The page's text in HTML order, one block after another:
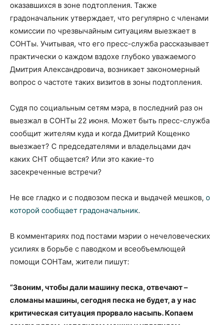
оказавшихся в зоне подтопления. Также
градоначальник утверждает, что регулярно с членами
комиссии по чрезвычайным ситуациям выезжает в
СОНТы. Учитывая, что его пресс-служба рассказывает
практически о каждом вздохе глубоко уважаемого
Дмитрия Александровича, возникает закономерный
вопрос о частоте таких визитов в зоны подтопления.
Судя по социальным сетям мэра, в последний раз он
выезжал в СОНТы 22 июня. Может быть пресс-служба
сообщит жителям куда и когда Дмитрий Кощенко
выезжает? С председателями и владельцами дач
каких СНТ общается? Или это какие-то
засекреченные встречи?
Не все гладко и с подвозом песка и выдачей мешков, о
которой сообщает градоначальник.
В комментариях под постами мэрии о нечеловеческих
усилиях в борьбе с паводком и всеобъемлющей
помощи СОНТам, жители пишут:
“Звоним, чтобы дали машину песка, отвечают –
сломаны машины, сегодня песка не будет, а у нас
критическая ситуация прорвало насыпь. Копаем